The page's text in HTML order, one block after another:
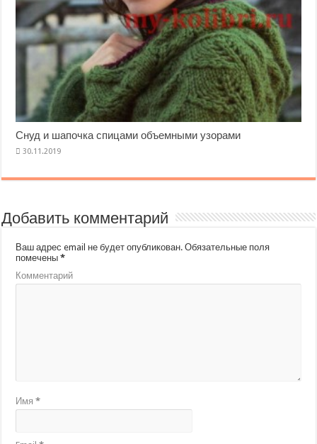
Снуд и шапочка спицами объемными узорами
Добавить комментарий
Ваш адрес email не будет опубликован. Обязательные поля
помечены*
Комментарий
Имя*